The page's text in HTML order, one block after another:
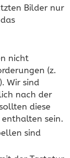
Bilder nur
nicht
(z.
Wir sind
nach der
diese
sein.
sind